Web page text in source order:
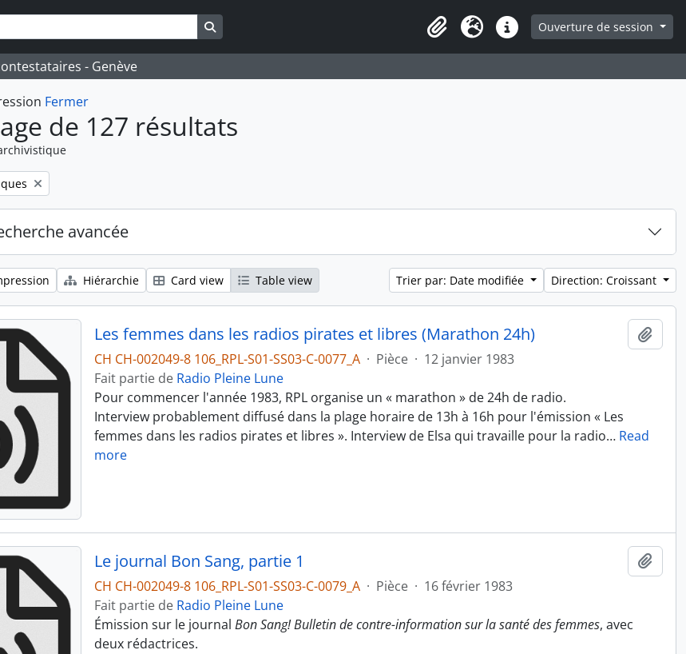
Presse-papier
LangueLiens rapidesOuverture de session
- Genève
Fermer
de 127 résultats
avancée
Hiérarchie Card view Table view Trier par: Date modifiée Direction: Croissant
Les femmes dans les radios pirates et libres (Marathon 24h)
CH CH-002049-8 106_RPL-S01-SS03-C-0077_A · Pièce · 12 janvier 1983
Fait partie de Radio Pleine Lune
Pour commencer l'année 1983, RPL organise un « marathon » de 24h de radio.
Interview probablement diffusé dans la plage horaire de 13h à 16h pour l'émission « Les
femmes dans les radios pirates et libres ». Interview de Elsa qui travaille pour la radio… Read
more
Le journal Bon Sang, partie 1
CH CH-002049-8 106_RPL-S01-SS03-C-0079_A · Pièce · 16 février 1983
Fait partie de Radio Pleine Lune
Émission sur le journal Bon Sang! Bulletin de contre-information sur la santé des femmes, avec
deux rédactrices.